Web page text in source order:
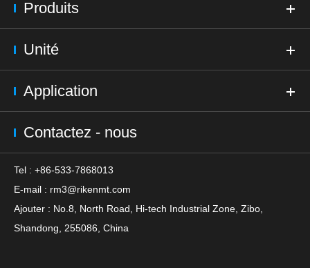
Produits
Unité
Application
Contactez - nous
Tel : +86-533-7868013
E-mail : rm3@rikenmt.com
Ajouter : No.8, North Road, Hi-tech Industrial Zone, Zibo,
Shandong, 255086, China